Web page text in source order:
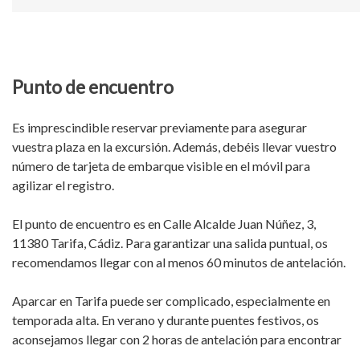
Punto de encuentro
Es imprescindible reservar previamente para asegurar
vuestra plaza en la excursión. Además, debéis llevar vuestro
número de tarjeta de embarque visible en el móvil para
agilizar el registro.
El punto de encuentro es en Calle Alcalde Juan Núñez, 3,
11380 Tarifa, Cádiz. Para garantizar una salida puntual, os
recomendamos llegar con al menos 60 minutos de antelación.
Aparcar en Tarifa puede ser complicado, especialmente en
temporada alta. En verano y durante puentes festivos, os
aconsejamos llegar con 2 horas de antelación para encontrar